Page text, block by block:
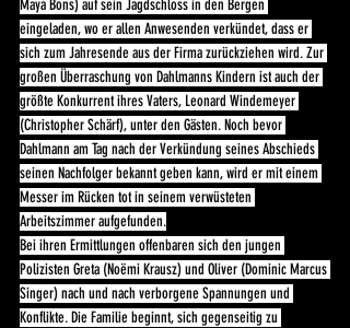
Maya Bons) auf sein Jagdschloss in den Bergen
eingeladen, wo er allen Anwesenden verkündet, dass er
sich zum Jahresende aus der Firma zurückziehen wird. Zur
großen Überraschung von Dahlmanns Kindern ist auch der
größte Konkurrent ihres Vaters, Leonard Windemeyer
(Christopher Schärf), unter den Gästen. Noch bevor
Dahlmann am Tag nach der Verkündung seines Abschieds
seinen Nachfolger bekannt geben kann, wird er mit einem
Messer im Rücken tot in seinem verwüsteten
Arbeitszimmer aufgefunden.
Bei ihren Ermittlungen offenbaren sich den jungen
Polizisten Greta (Noëmi Krausz) und Oliver (Dominic Marcus
Singer) nach und nach verborgene Spannungen und
Konflikte. Die Familie beginnt, sich gegenseitig zu